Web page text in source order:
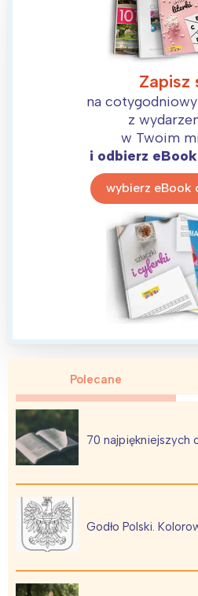
Zapisz
na
z
w Twoim
i odbierz
wybierz eBook
Polecane
70 najpiękniejszych
Godło Polski.